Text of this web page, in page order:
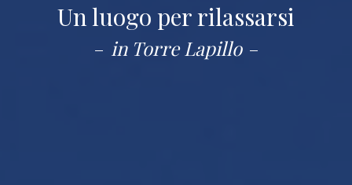
Un luogo per rilassarsi
in Torre Lapillo